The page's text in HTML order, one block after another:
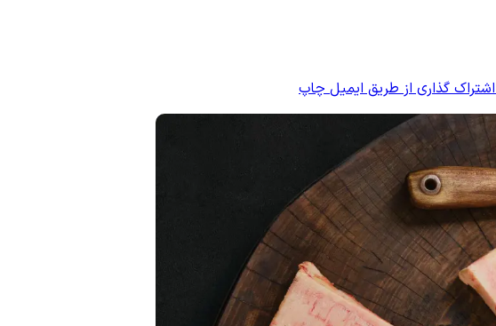
اشتراک گذاری از طریق ایمیل چاپ